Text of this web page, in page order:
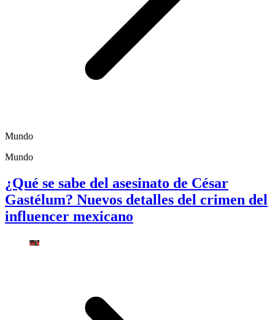
Mundo
Mundo
¿Qué se sabe del asesinato de César
Gastélum? Nuevos detalles del crimen del
influencer mexicano